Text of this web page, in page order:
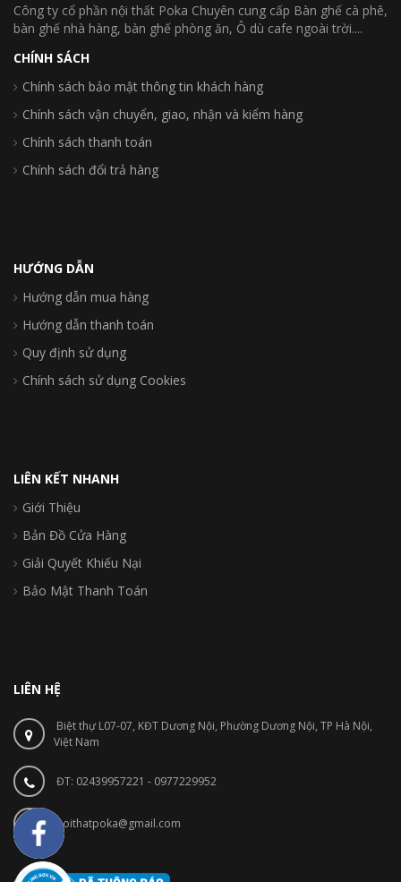
Công ty cổ phần nội thất Poka Chuyên cung cấp Bàn ghế cà phê,
bàn ghế nhà hàng, bàn ghế phòng ăn, Ô dù cafe ngoài trời....
CHÍNH SÁCH
Chính sách bảo mật thông tin khách hàng
Chính sách vận chuyển, giao, nhận và kiểm hàng
Chính sách thanh toán
Chính sách đổi trả hàng
HƯỚNG DẪN
Hướng dẫn mua hàng
Hướng dẫn thanh toán
Quy định sử dụng
Chính sách sử dụng Cookies
LIÊN KẾT NHANH
Giới Thiệu
Bản Đồ Cửa Hàng
Giải Quyết Khiếu Nại
Bảo Mật Thanh Toán
LIÊN HỆ
Biệt thự L07-07, KĐT Dương Nội, Phường Dương Nội, TP Hà Nội,
Việt Nam
ĐT: 02439957221 - 0977229952
noithatpoka@gmail.com